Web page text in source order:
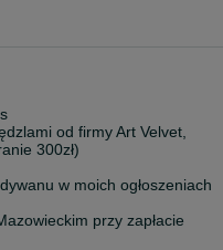
od firmy Art Velvet,
300zł)
w moich ogłoszeniach
przy zapłacie